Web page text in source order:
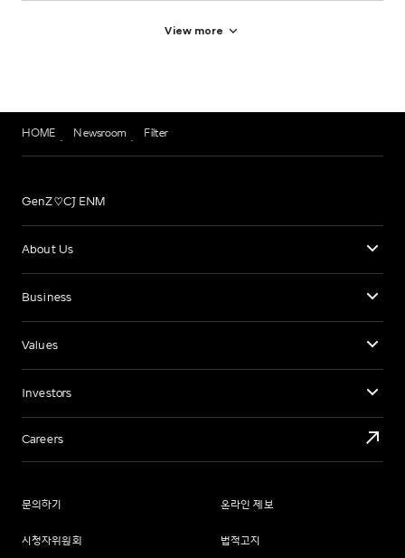
View more
HOME Newsroom Filter
GenZ♡CJ ENM
About Us
Business
Values
Investors
Careers
문의하기 온라인 제보
시청자위원회 법적고지